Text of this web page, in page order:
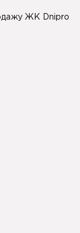
ЖК Dnipro